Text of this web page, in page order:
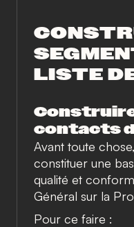
LISTE
Construire
contacts
Avant toute
constituer une
qualité et
Général sur la
Pour ce faire :